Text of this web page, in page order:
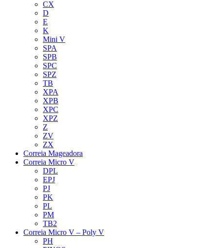
CX
D
E
K
Mini V
SPA
SPB
SPC
SPZ
TB
XPA
XPB
XPC
XPZ
Z
ZV
ZX
Correia Mageadora
Correia Micro V
DPL
EPJ
PJ
PK
PL
PM
TB2
Correia Micro V – Poly V
PH